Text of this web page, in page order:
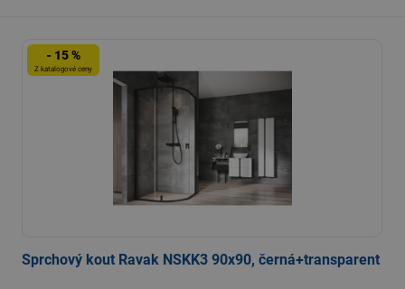
- 15 %
Z katalogové ceny
Sprchový kout Ravak NSKK3 90x90, černá+transparent